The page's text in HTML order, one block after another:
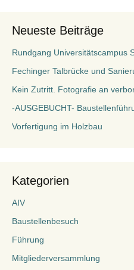
Neueste Beiträge
Rundgang Universitätscampus
Fechinger Talbrücke und
Kein Zutritt. Fotografie an
-AUSGEBUCHT-
Vorfertigung im Holzbau
Kategorien
AIV
Baustellenbesuch
Führung
Mitgliederversammlung